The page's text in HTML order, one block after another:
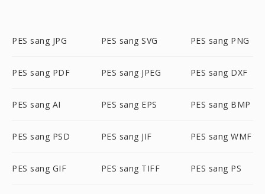
PES sang JPG PES sang SVG PES sang PNG
PES sang PDF PES sang JPEG PES sang DXF
PES sang AI PES sang EPS PES sang BMP
PES sang PSD PES sang JIF PES sang WMF
PES sang GIF PES sang TIFF PES sang PS